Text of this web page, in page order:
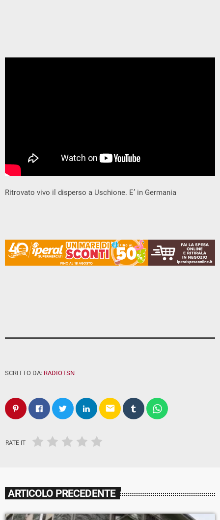
Ritrovato vivo il disperso a Uschione. E’ in Germania
SCRITTO DA: RADIOTSN
email
RATE IT
ARTICOLO PRECEDENTE